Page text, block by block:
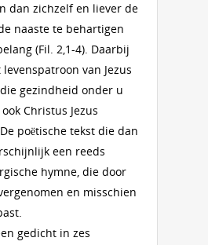
dan zichzelf en liever de
naaste te behartigen
(Fil. 2,1-4). Daarbij
van Jezus
die gezindheid onder u
Christus Jezus
De poëtische tekst die dan
een reeds
hymne, die door
en misschien
gedicht in zes